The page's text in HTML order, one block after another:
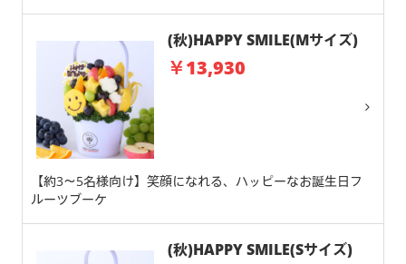
(秋)HAPPY SMILE(Mサイズ)
￥13,930
【約3～5名様向け】笑顔になれる、ハッピーなお誕生日フ
ルーツブーケ
(秋)HAPPY SMILE(Sサイズ)